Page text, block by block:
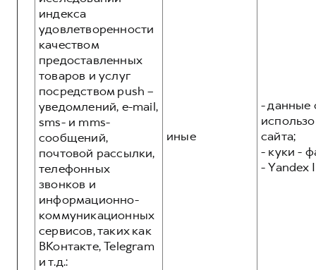
индекса
удовлетворенности
качеством
предоставленных
товаров и услуг
посредством push –
уведомлений, e-mail,
sms- и mms-
сообщений,
почтовой рассылки,
телефонных
звонков и
информационно-
коммуникационных
сервисов, таких как
ВКонтакте, Telegram
и т.д.:
иные
- данные
сайта;
- куки -
- Yandex